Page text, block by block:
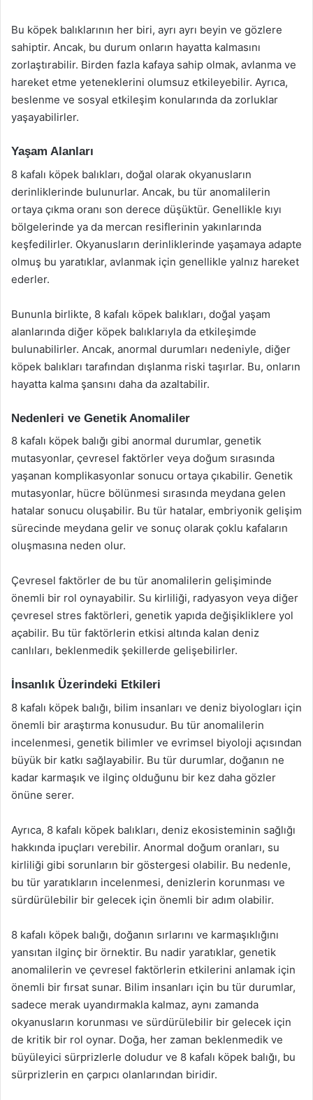
Bu köpek balıklarının her biri, ayrı ayrı beyin ve gözlere
sahiptir. Ancak, bu durum onların hayatta kalmasını
zorlaştırabilir. Birden fazla kafaya sahip olmak, avlanma ve
hareket etme yeteneklerini olumsuz etkileyebilir. Ayrıca,
beslenme ve sosyal etkileşim konularında da zorluklar
yaşayabilirler.
Yaşam Alanları
8 kafalı köpek balıkları, doğal olarak okyanusların
derinliklerinde bulunurlar. Ancak, bu tür anomalilerin
ortaya çıkma oranı son derece düşüktür. Genellikle kıyı
bölgelerinde ya da mercan resiflerinin yakınlarında
keşfedilirler. Okyanusların derinliklerinde yaşamaya adapte
olmuş bu yaratıklar, avlanmak için genellikle yalnız hareket
ederler.
Bununla birlikte, 8 kafalı köpek balıkları, doğal yaşam
alanlarında diğer köpek balıklarıyla da etkileşimde
bulunabilirler. Ancak, anormal durumları nedeniyle, diğer
köpek balıkları tarafından dışlanma riski taşırlar. Bu, onların
hayatta kalma şansını daha da azaltabilir.
Nedenleri ve Genetik Anomaliler
8 kafalı köpek balığı gibi anormal durumlar, genetik
mutasyonlar, çevresel faktörler veya doğum sırasında
yaşanan komplikasyonlar sonucu ortaya çıkabilir. Genetik
mutasyonlar, hücre bölünmesi sırasında meydana gelen
hatalar sonucu oluşabilir. Bu tür hatalar, embriyonik gelişim
sürecinde meydana gelir ve sonuç olarak çoklu kafaların
oluşmasına neden olur.
Çevresel faktörler de bu tür anomalilerin gelişiminde
önemli bir rol oynayabilir. Su kirliliği, radyasyon veya diğer
çevresel stres faktörleri, genetik yapıda değişikliklere yol
açabilir. Bu tür faktörlerin etkisi altında kalan deniz
canlıları, beklenmedik şekillerde gelişebilirler.
İnsanlık Üzerindeki Etkileri
8 kafalı köpek balığı, bilim insanları ve deniz biyologları için
önemli bir araştırma konusudur. Bu tür anomalilerin
incelenmesi, genetik bilimler ve evrimsel biyoloji açısından
büyük bir katkı sağlayabilir. Bu tür durumlar, doğanın ne
kadar karmaşık ve ilginç olduğunu bir kez daha gözler
önüne serer.
Ayrıca, 8 kafalı köpek balıkları, deniz ekosisteminin sağlığı
hakkında ipuçları verebilir. Anormal doğum oranları, su
kirliliği gibi sorunların bir göstergesi olabilir. Bu nedenle,
bu tür yaratıkların incelenmesi, denizlerin korunması ve
sürdürülebilir bir gelecek için önemli bir adım olabilir.
8 kafalı köpek balığı, doğanın sırlarını ve karmaşıklığını
yansıtan ilginç bir örnektir. Bu nadir yaratıklar, genetik
anomalilerin ve çevresel faktörlerin etkilerini anlamak için
önemli bir fırsat sunar. Bilim insanları için bu tür durumlar,
sadece merak uyandırmakla kalmaz, aynı zamanda
okyanusların korunması ve sürdürülebilir bir gelecek için
de kritik bir rol oynar. Doğa, her zaman beklenmedik ve
büyüleyici sürprizlerle doludur ve 8 kafalı köpek balığı, bu
sürprizlerin en çarpıcı olanlarından biridir.